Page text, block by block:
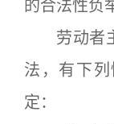
的合法性负
劳动者主
法，有下
定：